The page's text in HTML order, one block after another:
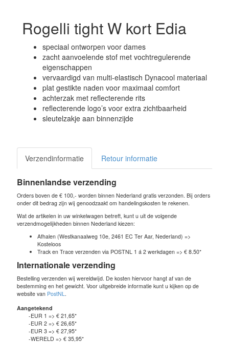
Rogelli tight W kort Edia
speciaal ontworpen voor dames
zacht aanvoelende stof met vochtregulerende
eigenschappen
vervaardigd van multi-elastisch Dynacool materiaal
plat gestikte naden voor maximaal comfort
achterzak met reflecterende rits
reflecterende logo’s voor extra zichtbaarheid
sleutelzakje aan binnenzijde
Verzendinformatie Retour informatie
Binnenlandse verzending
Orders boven de € 100,- worden binnen Nederland gratis verzonden. Bij orders
onder dit bedrag zijn wij genoodzaakt om handelingskosten te rekenen.
Wat de artikelen in uw winkelwagen betreft, kunt u uit de volgende
verzendmogelijkheden binnen Nederland kiezen:
Afhalen (Westkanaalweg 10e, 2461 EC Ter Aar, Nederland) =>
Kosteloos
Track en Trace verzenden via POSTNL 1 á 2 werkdagen => € 8.50*
Internationale verzending
Bestelling verzenden wij wereldwijd. De kosten hiervoor hangt af van de
bestemming en het gewicht. Voor uitgebreide informatie kunt u kijken op de
website van PostNL
Aangetekend
-EUR 1 => € 21,65*
-EUR 2 => € 26,65*
-EUR 3 => € 27,95*
-WERELD => € 35,95*